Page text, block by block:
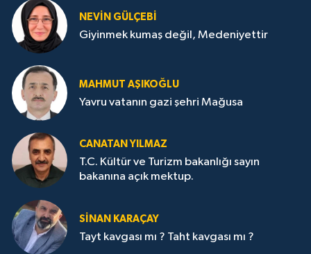
NEVİN GÜLÇEBİ
Giyinmek kumaş değil, Medeniyettir
MAHMUT AŞIKOĞLU
Yavru vatanın gazi şehri Mağusa
CANATAN YILMAZ
T.C. Kültür ve Turizm bakanlığı sayın
bakanına açık mektup.
SİNAN KARAÇAY
Tayt kavgası mı ? Taht kavgası mı ?